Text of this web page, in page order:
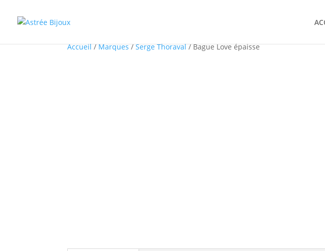
Accueil/Marques/Serge Thoraval/ Bague Love épaisse